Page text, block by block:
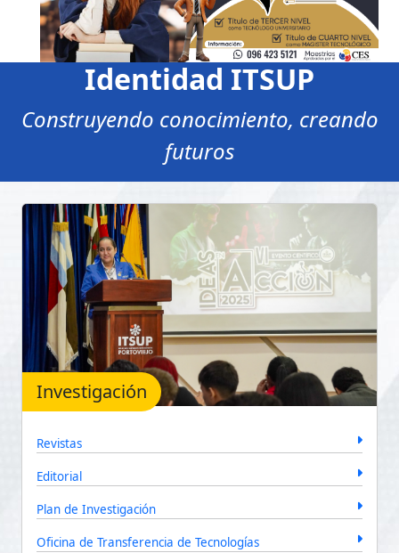
Identidad ITSUP
Construyendo conocimiento, creando
futuros
Investigación
Revistas
Editorial
Plan de Investigación
Oficina de Transferencia de Tecnologías